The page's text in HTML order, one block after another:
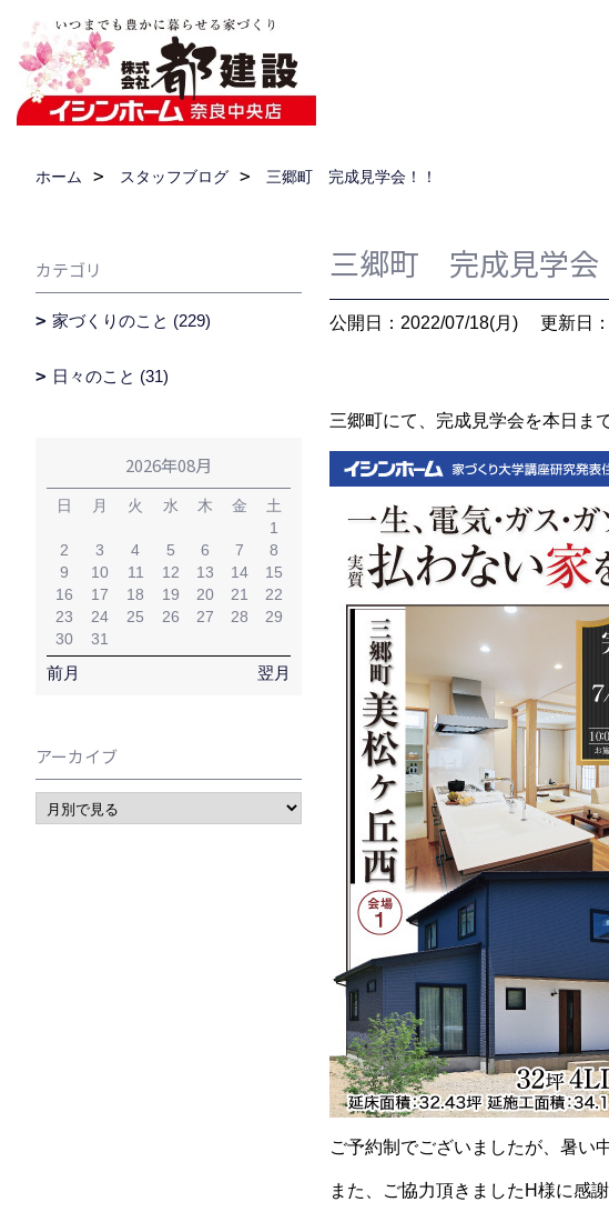
ホーム スタッフブログ 三郷町 完成見学会！！
三郷町 完成見学会
公開日：2022/07/18(月) 更新日
三郷町にて、完成見学会を本日ま
ご予約制でございましたが、暑い
また、ご協力頂きましたH様に感
カテゴリ
家づくりのこと (229)
日々のこと (31)
2026年08月
日 月 火 水 木 金
土
1
2
3 4 5 6 7
8
9
10 11 12 13 14
15
16
17 18 19 20 21
22
23
24 25 26 27 28
29
30
31
前月 翌月
アーカイブ